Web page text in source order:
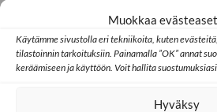
Muokkaa
Käytämme sivustolla eri tekniikoita, kuten
tilastoinnin tarkoituksiin. Painamalla ”OK” annat
keräämiseen ja käyttöön. Voit hallita
Hyväksy